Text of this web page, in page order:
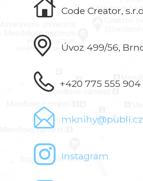
Code Creator,
Úvoz 499/56,
+420 775 555 904
mknihy@publi.cz
Instagram